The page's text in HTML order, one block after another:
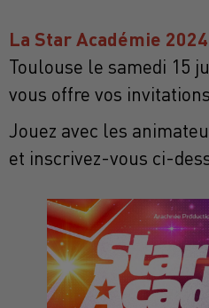
La Star Académie 2024
Toulouse le samedi 15
vous offre vos
Jouez avec les
et inscrivez-vous ci-